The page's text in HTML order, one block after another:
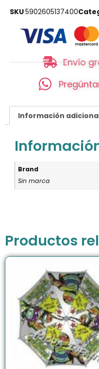
SKU5902605137400
Envío
Información
Brand
Sin marca
Productos